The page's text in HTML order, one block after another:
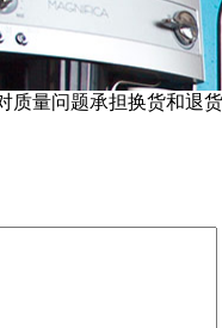
质量问题承担换货和